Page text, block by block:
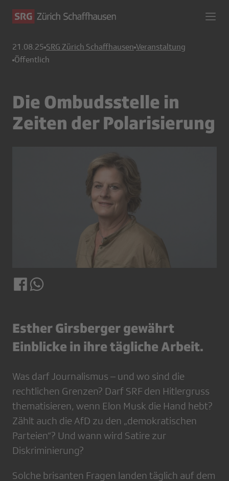
21.08.25 SRG Zürich Schaffhausen Veranstaltung
Öffentlich
Die Ombudsstelle in
Zeiten der Polarisierung
Esther Girsberger gewährt
Einblicke in ihre tägliche Arbeit.
Was darf Journalismus – und wo sind die
rechtlichen Grenzen? Darf SRF den Hitlergruss
thematisieren, wenn Elon Musk die Hand hebt?
Zählt auch die AfD zu den „demokratischen
Parteien“? Und wann wird Satire zur
Diskriminierung?
Solche brisanten Fragen landen täglich auf dem